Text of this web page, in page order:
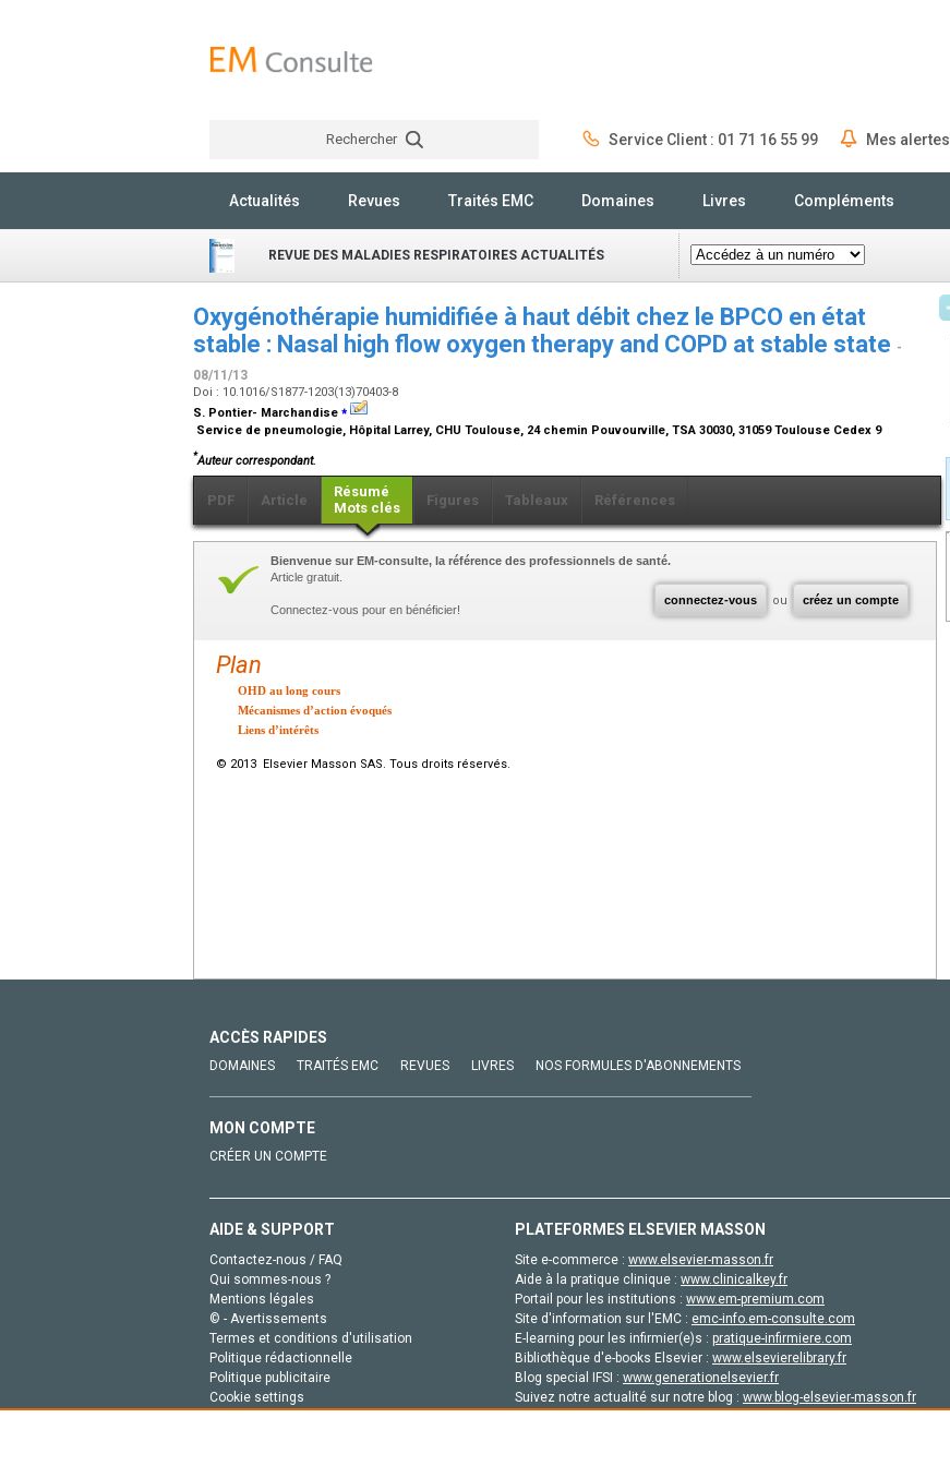
Rechercher Service Client : 01 71 16 55 99 Mes alertes
Actualités Revues Traités EMC Domaines Livres Compléments
REVUE DES MALADIES RESPIRATOIRES ACTUALITÉS
Oxygénothérapie humidifiée à haut débit chez le BPCO en état
stable : Nasal high flow oxygen therapy and COPD at stable state -
08/11/13
Doi : 10.1016/S1877-1203(13)70403-8
S. Pontier- Marchandise ⁎
Service de pneumologie, Hôpital Larrey, CHU Toulouse, 24 chemin Pouvourville, TSA 30030, 31059 Toulouse Cedex 9
*Auteur correspondant.
PDF Article
Résumé
Mots clés
Figures Tableaux Références
connectez-vous ou créez un compte
Bienvenue sur EM-consulte, la référence des professionnels de santé.
Article gratuit.
Connectez-vous pour en bénéficier!
Plan
OHD au long cours
Mécanismes d’action évoqués
Liens d’intérêts
© 2013 Elsevier Masson SAS. Tous droits réservés.
ACCÈS RAPIDES
DOMAINES TRAITÉS EMC REVUES LIVRES NOS FORMULES D'ABONNEMENTS
MON COMPTE
CRÉER UN COMPTE
AIDE & SUPPORT
Contactez-nous / FAQ
Qui sommes-nous ?
Mentions légales
© - Avertissements
Termes et conditions d'utilisation
Politique rédactionnelle
Politique publicitaire
Cookie settings
PLATEFORMES ELSEVIER MASSON
Site e-commerce : www.elsevier-masson.fr
Aide à la pratique clinique : www.clinicalkey.fr
Portail pour les institutions : www.em-premium.com
Site d'information sur l'EMC : emc-info.em-consulte.com
E-learning pour les infirmier(e)s : pratique-infirmiere.com
Bibliothèque d'e-books Elsevier : www.elsevierelibrary.fr
Blog special IFSI : www.generationelsevier.fr
Suivez notre actualité sur notre blog : www.blog-elsevier-masson.fr